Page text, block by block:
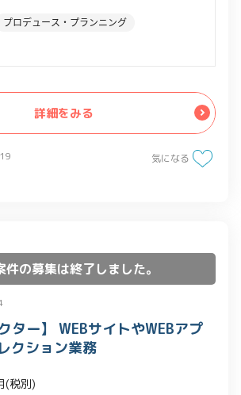
・ブロックチェーンゲーム新規開発、運
・プロダクトスケジュール設計と運用
プロデュース・プランニング
詳細をみる
気になる
件の募集は終了しました。
ター】 WEBサイトやWEBアプ
クション業務
(税別)